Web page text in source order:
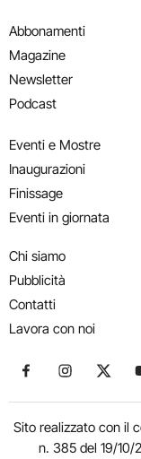
Abbonamenti
Magazine
Newsletter
Podcast
Eventi e Mostre
Inaugurazioni
Finissage
Eventi in giornata
Chi siamo
Pubblicità
Contatti
Lavora con noi
Seguici suSeguici su
Sito realizzato con il
n. 385 del 19/10/